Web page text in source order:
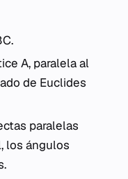
A, paralela al
de Euclides
paralelas
los ángulos